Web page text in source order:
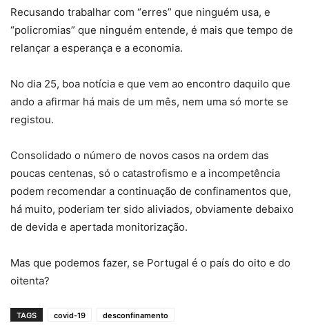
Recusando trabalhar com “erres” que ninguém usa, e
“policromias” que ninguém entende, é mais que tempo de
relançar a esperança e a economia.
No dia 25, boa notícia e que vem ao encontro daquilo que
ando a afirmar há mais de um mês, nem uma só morte se
registou.
Consolidado o número de novos casos na ordem das
poucas centenas, só o catastrofismo e a incompetência
podem recomendar a continuação de confinamentos que,
há muito, poderiam ter sido aliviados, obviamente debaixo
de devida e apertada monitorização.
Mas que podemos fazer, se Portugal é o país do oito e do
oitenta?
TAGS covid-19 desconfinamento